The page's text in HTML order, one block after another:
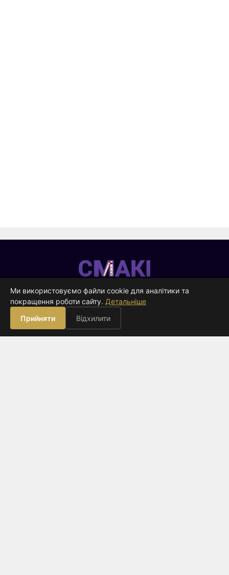
Смакі
видавництво
ВИДАВНИЦТВО
Книги
Ми використовуємо файли cookie для аналітики та
покращення роботи сайту. Детальніше
Прийняти
Відхилити